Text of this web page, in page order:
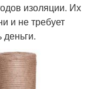
изоляции. Их
и не требует